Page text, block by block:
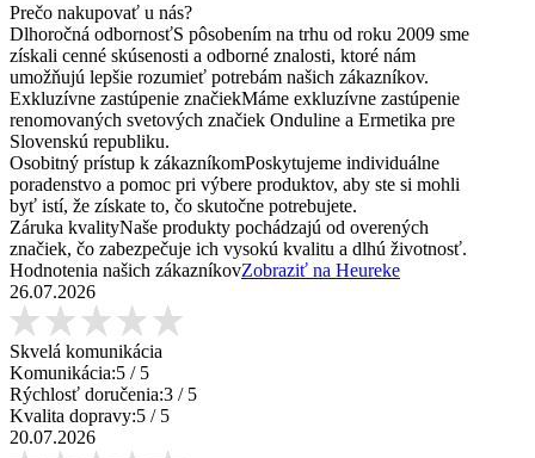
Prečo nakupovať u nás?
Dlhoročná odbornosťS pôsobením na trhu od roku 2009 sme
získali cenné skúsenosti a odborné znalosti, ktoré nám
umožňujú lepšie rozumieť potrebám našich zákazníkov.
Exkluzívne zastúpenie značiekMáme exkluzívne zastúpenie
renomovaných svetových značiek Onduline a Ermetika pre
Slovenskú republiku.
Osobitný prístup k zákazníkomPoskytujeme individuálne
poradenstvo a pomoc pri výbere produktov, aby ste si mohli
byť istí, že získate to, čo skutočne potrebujete.
Záruka kvalityNaše produkty pochádzajú od overených
značiek, čo zabezpečuje ich vysokú kvalitu a dlhú životnosť.
Hodnotenia našich zákazníkovZobraziť na Heureke
26.07.2026
Skvelá komunikácia
Komunikácia:5 / 5
Rýchlosť doručenia:3 / 5
Kvalita dopravy:5 / 5
20.07.2026